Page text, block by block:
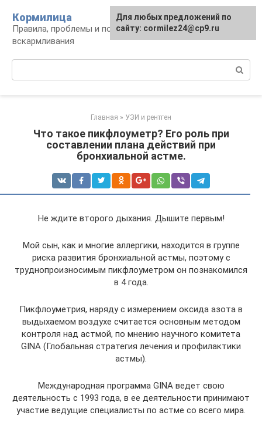
контенту
Кормилица
Правила, проблемы и польза грудного
вскармливания
Главная » УЗИ и рентген
Что такое пикфлоуметр? Его роль при
составлении плана действий при
бронхиальной астме.
Не ждите второго дыхания. Дышите первым!
Мой сын, как и многие аллергики, находится в группе
риска развития бронхиальной астмы, поэтому с
труднопроизносимым пикфлоуметром он познакомился
в 4 года.
Пикфлоуметрия, наряду с измерением оксида азота в
выдыхаемом воздухе считается основным методом
контроля над астмой, по мнению научного комитета
GINA (Глобальная стратегия лечения и профилактики
астмы).
Международная программа GINA ведет свою
деятельность с 1993 года, в ее деятельности принимают
участие ведущие специалисты по астме со всего мира.
Для любых предложений по
сайту: cormilez24@cp9.ru